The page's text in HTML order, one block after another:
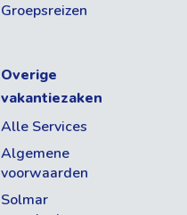
Groepsreizen
Overige
vakantiezaken
Alle Services
Algemene
voorwaarden
Solmar